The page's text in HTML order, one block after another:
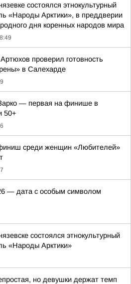
состоялся этнокультурный
«Народы Арктики», в преддверии
дня коренных народов мира
проверил готовность
в Салехарде
— первая на финише в
50+
среди женщин «Любителей»
— дата с особым символом
состоялся этнокультурный
«Народы Арктики»
но девушки держат темп